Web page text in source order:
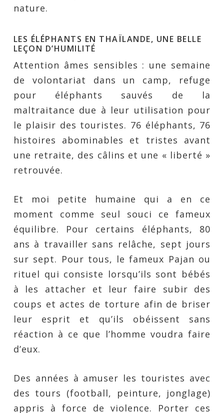
nature.
LES ÉLÉPHANTS EN THAÏLANDE, UNE BELLE
LEÇON D’HUMILITÉ
Attention âmes sensibles : une semaine
de volontariat dans un camp, refuge
pour éléphants sauvés de la
maltraitance due à leur utilisation pour
le plaisir des touristes. 76 éléphants, 76
histoires abominables et tristes avant
une retraite, des câlins et une « liberté »
retrouvée.
Et moi petite humaine qui a en ce
moment comme seul souci ce fameux
équilibre. Pour certains éléphants, 80
ans à travailler sans relâche, sept jours
sur sept. Pour tous, le fameux Pajan ou
rituel qui consiste lorsqu’ils sont bébés
à les attacher et leur faire subir des
coups et actes de torture afin de briser
leur esprit et qu’ils obéissent sans
réaction à ce que l’homme voudra faire
d’eux.
Des années à amuser les touristes avec
des tours (football, peinture, jonglage)
appris à force de violence. Porter ces